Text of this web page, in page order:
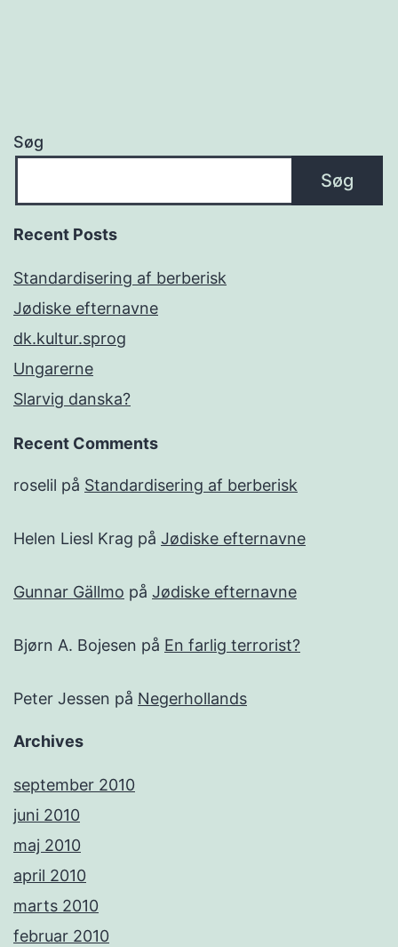
Søg
Søg
Recent Posts
Standardisering af berberisk
Jødiske efternavne
dk.kultur.sprog
Ungarerne
Slarvig danska?
Recent Comments
roselil på Standardisering af berberisk
Helen Liesl Krag på Jødiske efternavne
Gunnar Gällmo på Jødiske efternavne
Bjørn A. Bojesen på En farlig terrorist?
Peter Jessen på Negerhollands
Archives
september 2010
juni 2010
maj 2010
april 2010
marts 2010
februar 2010